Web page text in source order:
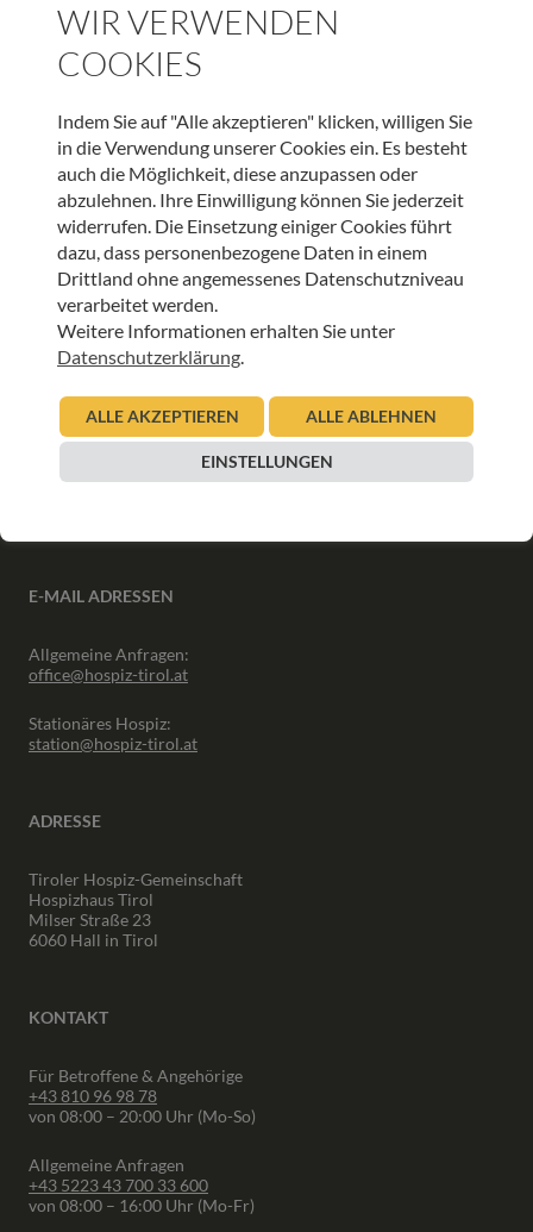
ANMELDEN
INFORMATIONEN
Downloads
Interner Bereich
Partner
E-MAIL ADRESSEN
Allgemeine Anfragen:
office@hospiz-tirol.at
Stationäres Hospiz:
station@hospiz-tirol.at
ADRESSE
Tiroler Hospiz-Gemeinschaft
Hospizhaus Tirol
Milser Straße 23
6060 Hall in Tirol
KONTAKT
Für Betroffene & Angehörige
+43 810 96 98 78
von 08:00 – 20:00 Uhr (Mo-So)
Allgemeine Anfragen
+43 5223 43 700 33 600
von 08:00 – 16:00 Uhr (Mo-Fr)
WIR VERWENDEN
COOKIES
Indem Sie auf "Alle akzeptieren" klicken, willigen Sie
in die Verwendung unserer Cookies ein. Es besteht
auch die Möglichkeit, diese anzupassen oder
abzulehnen. Ihre Einwilligung können Sie jederzeit
widerrufen. Die Einsetzung einiger Cookies führt
dazu, dass personenbezogene Daten in einem
Drittland ohne angemessenes Datenschutzniveau
verarbeitet werden.
Weitere Informationen erhalten Sie unter
Datenschutzerklärung.
ALLE AKZEPTIEREN ALLE ABLEHNEN
EINSTELLUNGEN